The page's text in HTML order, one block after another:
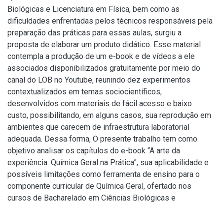
Biológicas e Licenciatura em Física, bem como as
dificuldades enfrentadas pelos técnicos responsáveis pela
preparação das práticas para essas aulas, surgiu a
proposta de elaborar um produto didático. Esse material
contempla a produção de um e-book e de vídeos a ele
associados disponibilizados gratuitamente por meio do
canal do LOB no Youtube, reunindo dez experimentos
contextualizados em temas sociocientíficos,
desenvolvidos com materiais de fácil acesso e baixo
custo, possibilitando, em alguns casos, sua reprodução em
ambientes que carecem de infraestrutura laboratorial
adequada. Dessa forma, O presente trabalho tem como
objetivo analisar os capítulos do e-book “A arte da
experiência: Química Geral na Prática”, sua aplicabilidade e
possíveis limitações como ferramenta de ensino para o
componente curricular de Química Geral, ofertado nos
cursos de Bacharelado em Ciências Biológicas e